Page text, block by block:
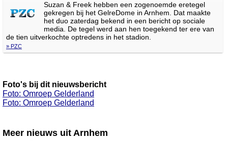
Suzan & Freek hebben een zogenoemde eretegel
gekregen bij het GelreDome in Arnhem. Dat maakte
het duo zaterdag bekend in een bericht op sociale
media. De tegel werd aan hen toegekend ter ere van
de tien uitverkochte optredens in het stadion.
» PZC
Foto's bij dit nieuwsbericht
Foto: Omroep Gelderland
Foto: Omroep Gelderland
Meer nieuws uit Arnhem